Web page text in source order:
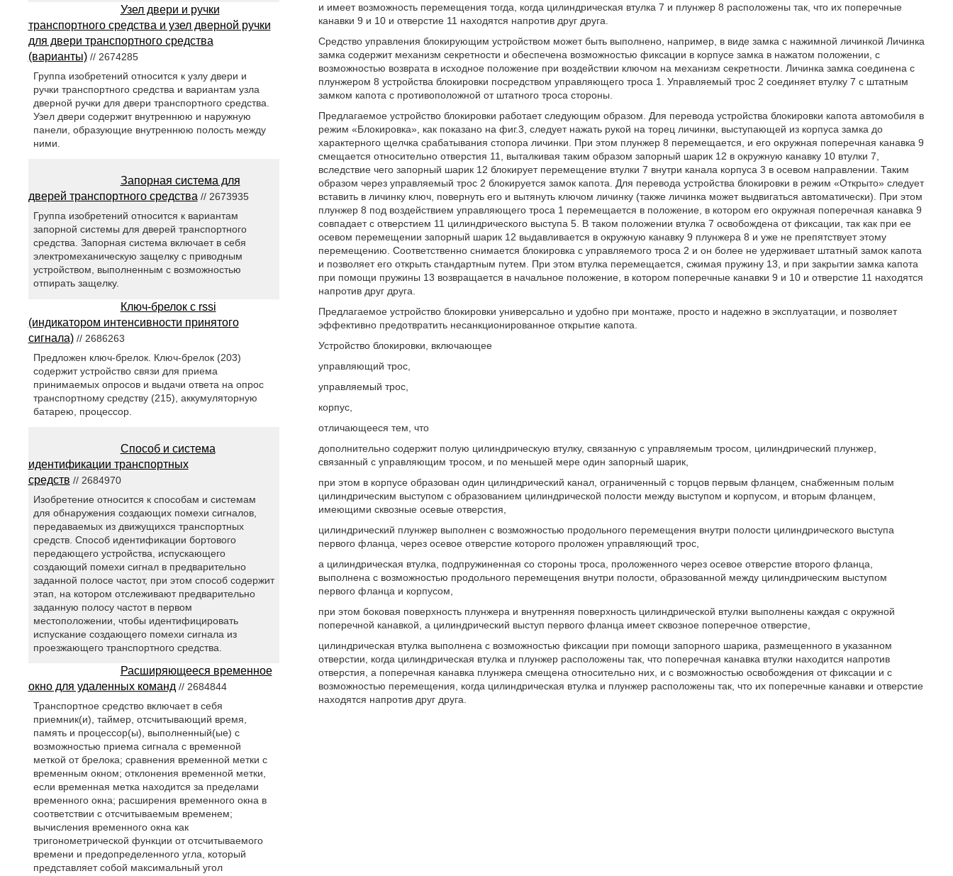
и имеет возможность перемещения тогда, когда цилиндрическая втулка 7 и плунжер 8 расположены так, что их поперечные
канавки 9 и 10 и отверстие 11 находятся напротив друг друга.
Средство управления блокирующим устройством может быть выполнено, например, в виде замка с нажимной личинкой Личинка
замка содержит механизм секретности и обеспечена возможностью фиксации в корпусе замка в нажатом положении, с
возможностью возврата в исходное положение при воздействии ключом на механизм секретности. Личинка замка соединена с
плунжером 8 устройства блокировки посредством управляющего троса 1. Управляемый трос 2 соединяет втулку 7 с штатным
замком капота с противоположной от штатного троса стороны.
Предлагаемое устройство блокировки работает следующим образом. Для перевода устройства блокировки капота автомобиля в
режим «Блокировка», как показано на фиг.3, следует нажать рукой на торец личинки, выступающей из корпуса замка до
характерного щелчка срабатывания стопора личинки. При этом плунжер 8 перемещается, и его окружная поперечная канавка 9
смещается относительно отверстия 11, выталкивая таким образом запорный шарик 12 в окружную канавку 10 втулки 7,
вследствие чего запорный шарик 12 блокирует перемещение втулки 7 внутри канала корпуса 3 в осевом направлении. Таким
образом через управляемый трос 2 блокируется замок капота. Для перевода устройства блокировки в режим «Открыто» следует
вставить в личинку ключ, повернуть его и вытянуть ключом личинку (также личинка может выдвигаться автоматически). При этом
плунжер 8 под воздействием управляющего троса 1 перемещается в положение, в котором его окружная поперечная канавка 9
совпадает с отверстием 11 цилиндрического выступа 5. В таком положении втулка 7 освобождена от фиксации, так как при ее
осевом перемещении запорный шарик 12 выдавливается в окружную канавку 9 плунжера 8 и уже не препятствует этому
перемещению. Соответственно снимается блокировка с управляемого троса 2 и он более не удерживает штатный замок капота
и позволяет его открыть стандартным путем. При этом втулка перемещается, сжимая пружину 13, и при закрытии замка капота
при помощи пружины 13 возвращается в начальное положение, в котором поперечные канавки 9 и 10 и отверстие 11 находятся
напротив друг друга.
Предлагаемое устройство блокировки универсально и удобно при монтаже, просто и надежно в эксплуатации, и позволяет
эффективно предотвратить несанкционированное открытие капота.
Устройство блокировки, включающее
управляющий трос,
управляемый трос,
корпус,
отличающееся тем, что
дополнительно содержит полую цилиндрическую втулку, связанную с управляемым тросом, цилиндрический плунжер,
связанный с управляющим тросом, и по меньшей мере один запорный шарик,
при этом в корпусе образован один цилиндрический канал, ограниченный с торцов первым фланцем, снабженным полым
цилиндрическим выступом с образованием цилиндрической полости между выступом и корпусом, и вторым фланцем,
имеющими сквозные осевые отверстия,
цилиндрический плунжер выполнен с возможностью продольного перемещения внутри полости цилиндрического выступа
первого фланца, через осевое отверстие которого проложен управляющий трос,
а цилиндрическая втулка, подпружиненная со стороны троса, проложенного через осевое отверстие второго фланца,
выполнена с возможностью продольного перемещения внутри полости, образованной между цилиндрическим выступом
первого фланца и корпусом,
при этом боковая поверхность плунжера и внутренняя поверхность цилиндрической втулки выполнены каждая с окружной
поперечной канавкой, а цилиндрический выступ первого фланца имеет сквозное поперечное отверстие,
цилиндрическая втулка выполнена с возможностью фиксации при помощи запорного шарика, размещенного в указанном
отверстии, когда цилиндрическая втулка и плунжер расположены так, что поперечная канавка втулки находится напротив
отверстия, а поперечная канавка плунжера смещена относительно них, и с возможностью освобождения от фиксации и с
возможностью перемещения, когда цилиндрическая втулка и плунжер расположены так, что их поперечные канавки и отверстие
находятся напротив друг друга.
Узел двери и ручки
транспортного средства и узел дверной ручки
для двери транспортного средства
(варианты)// 2674285
Группа изобретений относится к узлу двери и
ручки транспортного средства и вариантам узла
дверной ручки для двери транспортного средства.
Узел двери содержит внутреннюю и наружную
панели, образующие внутреннюю полость между
ними.
Запорная система для
дверей транспортного средства// 2673935
Группа изобретений относится к вариантам
запорной системы для дверей транспортного
средства. Запорная система включает в себя
электромеханическую защелку с приводным
устройством, выполненным с возможностью
отпирать защелку.
Ключ-брелок с rssi
(индикатором интенсивности принятого
сигнала)// 2686263
Предложен ключ-брелок. Ключ-брелок (203)
содержит устройство связи для приема
принимаемых опросов и выдачи ответа на опрос
транспортному средству (215), аккумуляторную
батарею, процессор.
Способ и система
идентификации транспортных
средств // 2684970
Изобретение относится к способам и системам
для обнаружения создающих помехи сигналов,
передаваемых из движущихся транспортных
средств. Способ идентификации бортового
передающего устройства, испускающего
создающий помехи сигнал в предварительно
заданной полосе частот, при этом способ содержит
этап, на котором отслеживают предварительно
заданную полосу частот в первом
местоположении, чтобы идентифицировать
испускание создающего помехи сигнала из
проезжающего транспортного средства.
Расширяющееся временное
окно для удаленных команд // 2684844
Транспортное средство включает в себя
приемник(и), таймер, отсчитывающий время,
память и процессор(ы), выполненный(ые) с
возможностью приема сигнала с временной
меткой от брелока; сравнения временной метки с
временным окном; отклонения временной метки,
если временная метка находится за пределами
временного окна; расширения временного окна в
соответствии с отсчитываемым временем;
вычисления временного окна как
тригонометрической функции от отсчитываемого
времени и предопределенного угла, который
представляет собой максимальный угол